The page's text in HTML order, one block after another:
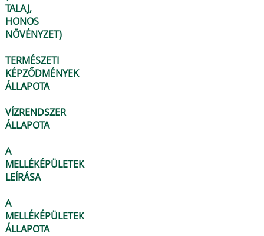
TALAJ,
HONOS
NÖVÉNYZET)
TERMÉSZETI
KÉPZŐDMÉNYEK
ÁLLAPOTA
VÍZRENDSZER
ÁLLAPOTA
A
MELLÉKÉPÜLETEK
LEÍRÁSA
A
MELLÉKÉPÜLETEK
ÁLLAPOTA